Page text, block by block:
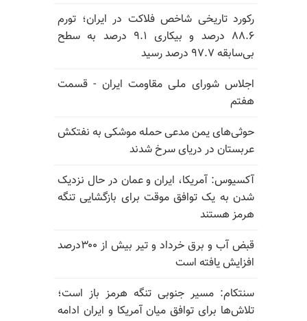
رکورد تاریخی شاخص فلاکت در ایران؛ تورم
۸۸.۶ درصد و بیکاری ۹.۱ درصد به سطح
بی‌سابقه ۹۷.۷ درصد رسید
اجلاس شورای ملی مقاومت ایران - قسمت
هفتم
حوثی‌های یمن مدعی حمله موشکی به نفتکش
عربستان در دریای سرخ شدند
آکسیوس: آمریکا، ایران و عمان در حال نزدیک
شدن به یک توافق موقت برای بازگشایی تنگه
هرمز هستند
قبض آب و برق خرداد و تیر بیش از ۳۰۰درصد
افزایش یافته است
سنتکام: مسیر جنوبی تنگه هرمز باز است؛
تلاش‌ها برای توافق میان آمریکا و ایران ادامه